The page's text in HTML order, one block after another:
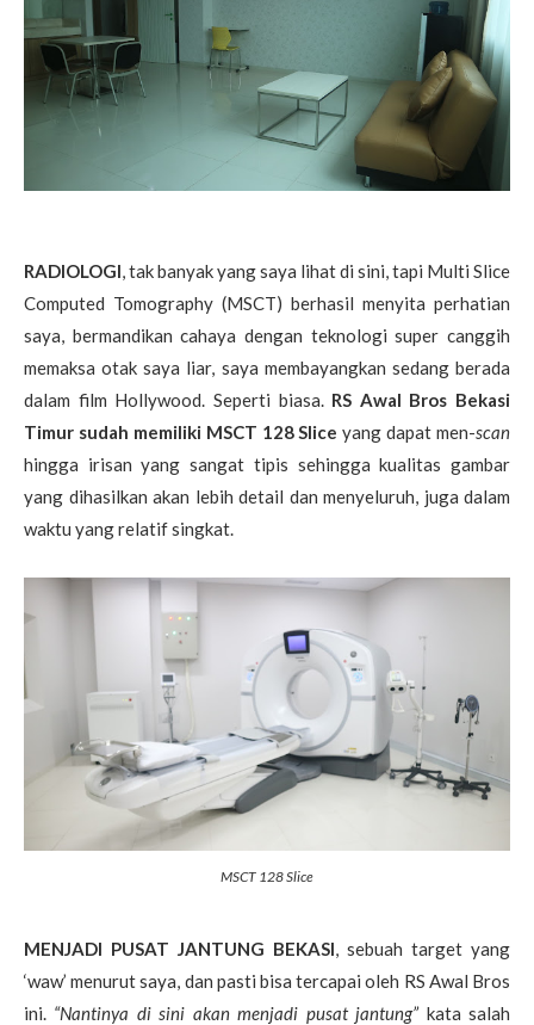
RADIOLOGI, tak banyak yang saya lihat di sini, tapi Multi Slice
Computed Tomography (MSCT) berhasil menyita perhatian
saya, bermandikan cahaya dengan teknologi super canggih
memaksa otak saya liar, saya membayangkan sedang berada
dalam film Hollywood. Seperti biasa. RS Awal Bros Bekasi
Timur sudah memiliki MSCT 128 Slice yang dapat men-scan
hingga irisan yang sangat tipis sehingga kualitas gambar
yang dihasilkan akan lebih detail dan menyeluruh, juga dalam
waktu yang relatif singkat.
MSCT 128 Slice
MENJADI PUSAT JANTUNG BEKASI, sebuah target yang
‘waw’ menurut saya, dan pasti bisa tercapai oleh RS Awal Bros
ini. “Nantinya di sini akan menjadi pusat jantung”kata salah